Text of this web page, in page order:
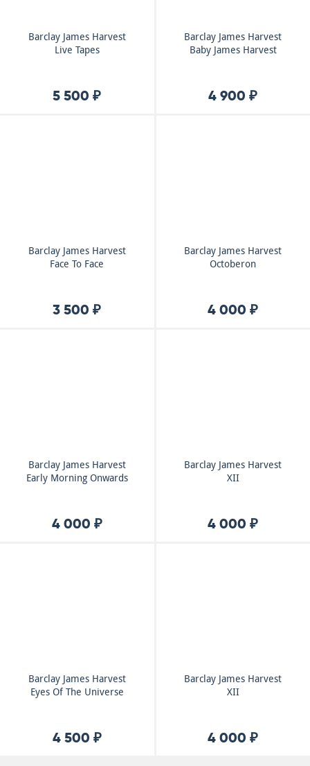
Barclay James Harvest
Live Tapes
5 500 ₽
Barclay James Harvest
Baby James Harvest
4 900 ₽
Barclay James Harvest
Face To Face
3 500 ₽
Barclay James Harvest
Octoberon
4 000 ₽
Barclay James Harvest
Early Morning Onwards
4 000 ₽
Barclay James Harvest
XII
4 000 ₽
Barclay James Harvest
Eyes Of The Universe
4 500 ₽
Barclay James Harvest
XII
4 000 ₽